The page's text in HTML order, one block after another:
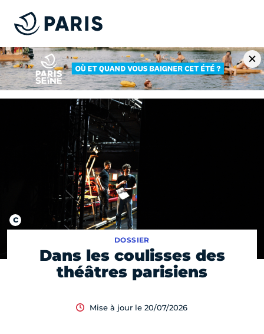
Dans les coulisses des
théâtres parisiens
DOSSIER
Mise à jour le 20/07/2026